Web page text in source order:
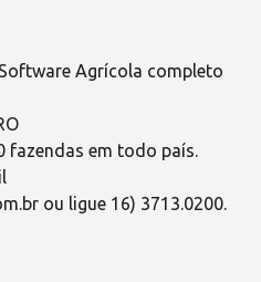
Agrícola completo
fazendas em todo país.
ou ligue 16) 3713.0200.